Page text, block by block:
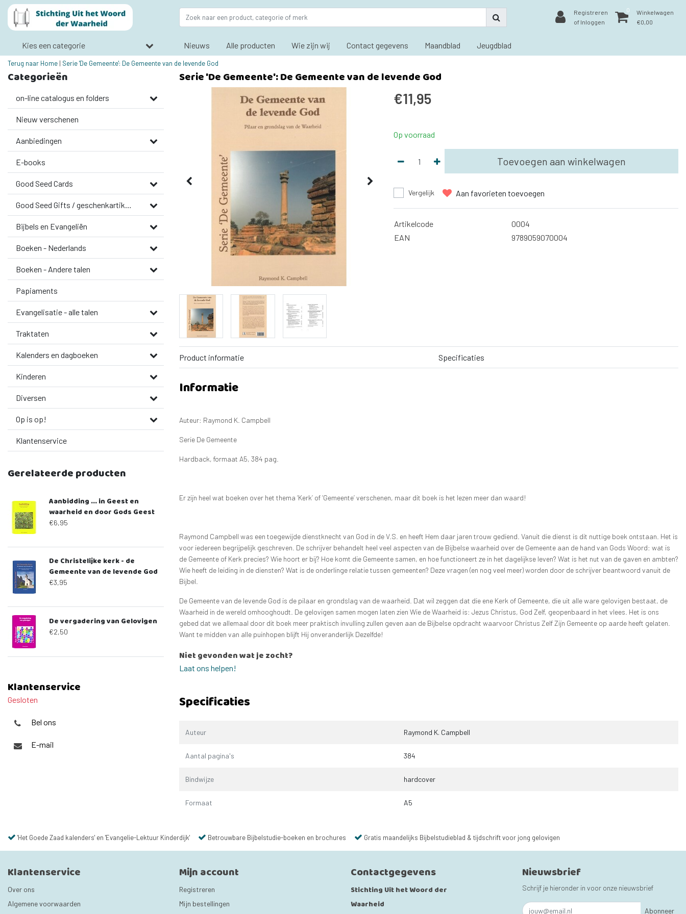
Registreren
of Inloggen
0
Winkelwagen
€0,00
Kies een categorie Nieuws Alle producten Wie zijn wij Contact gegevens Maandblad Jeugdblad
Terug naar Home | Serie 'De Gemeente': De Gemeente van de levende God
Categorieën
on-line catalogus en folders
Nieuw verschenen
Aanbiedingen
E-books
Good Seed Cards
Good Seed Gifts / geschenkartikelen
Bijbels en Evangeliën
Boeken - Nederlands
Boeken - Andere talen
Papiaments
Evangelisatie - alle talen
Traktaten
Kalenders en dagboeken
Kinderen
Diversen
Op is op!
Klantenservice
Gerelateerde producten
Aanbidding ... in Geest en
waarheid en door Gods Geest
€6,95
De Christelijke kerk - de
Gemeente van de levende God
€3,95
De vergadering van Gelovigen
€2,50
Klantenservice
Gesloten
Bel ons
E-mail
Serie 'De Gemeente': De Gemeente van de levende God
€11,95
Op voorraad
Toevoegen aan winkelwagen
Vergelijk Aan favorieten toevoegen
Artikelcode
0004
EAN
9789059070004
Product informatie Specificaties
Informatie
Auteur: Raymond K. Campbell
Serie De Gemeente
Hardback, formaat A5, 384 pag.
Er zijn heel wat boeken over het thema ‘Kerk’ of ‘Gemeente’ verschenen, maar dit boek is het lezen meer dan waard!
Raymond Campbell was een toegewijde dienstknecht van God in de V.S. en heeft Hem daar jaren trouw gediend. Vanuit die dienst is dit nuttige boek ontstaan. Het is
voor iedereen begrijpelijk geschreven. De schrijver behandelt heel veel aspecten van de Bijbelse waarheid over de Gemeente aan de hand van Gods Woord: wat is
de Gemeente of Kerk precies? Wie hoort er bij? Hoe komt die Gemeente samen, en hoe functioneert ze in het dagelijkse leven? Wat is het nut van de gaven en ambten?
Wie heeft de leiding in de diensten? Wat is de onderlinge relatie tussen gemeenten? Deze vragen (en nog veel meer) worden door de schrijver beantwoord vanuit de
Bijbel.
De Gemeente van de levende God is de pilaar en grondslag van de waarheid. Dat wil zeggen dat die ene Kerk of Gemeente, die uit alle ware gelovigen bestaat, de
Waarheid in de wereld omhooghoudt. De gelovigen samen mogen laten zien Wie de Waarheid is: Jezus Christus, God Zelf, geopenbaard in het vlees. Het is ons
gebed dat we allemaal door dit boek meer praktisch invulling zullen geven aan de Bijbelse opdracht waarvoor Christus Zelf Zijn Gemeente op aarde heeft gelaten.
Want te midden van alle puinhopen blijft Hij onveranderlijk Dezelfde!
Niet gevonden wat je zocht?
Laat ons helpen!
Specificaties
Auteur Raymond K. Campbell
Aantal pagina's 384
Bindwijze hardcover
Formaat A5
'Het Goede Zaad kalenders' en 'Evangelie-Lektuur Kinderdijk' Betrouwbare Bijbelstudie-boeken en brochures Gratis maandelijks Bijbelstudieblad & tijdschrift voor jong gelovigen
Klantenservice
Over ons
Algemene voorwaarden
Mijn account
Registreren
Mijn bestellingen
Contactgegevens
Stichting Uit het Woord der
Waarheid
Nieuwsbrief
Schrijf je hieronder in voor onze nieuwsbrief
Abonneer